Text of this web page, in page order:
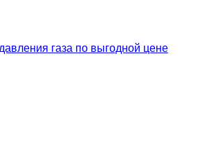
газа по выгодной цене